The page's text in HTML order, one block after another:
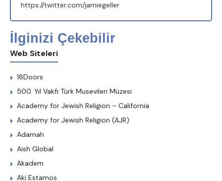
https://twitter.com/jamiegeller
İlginizi Çekebilir
Web Siteleri
18Doors
500. Yıl Vakfı Türk Musevileri Müzesi
Academy for Jewish Religion – California
Academy for Jewish Religion (AJR)
Adamah
Aish Global
Akadem
Aki Estamos